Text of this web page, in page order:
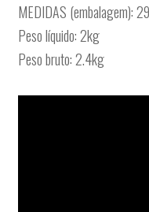
MEDIDAS (embalagem):
Peso líquido: 2kg
Peso bruto: 2.4kg